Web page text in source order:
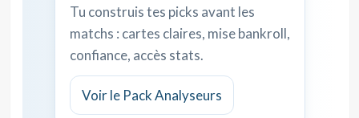
Tu construis tes picks avant les
matchs : cartes claires, mise bankroll,
confiance, accès stats.
Voir le Pack Analyseurs